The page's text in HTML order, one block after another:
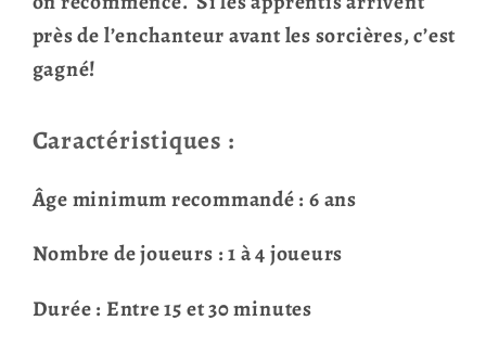
près de l’enchanteur avant les sorcières, c’est
gagné!
Caractéristiques :
Âge minimum recommandé : 6 ans
Nombre de joueurs : 1 à 4 joueurs
Durée : Entre 15 et 30 minutes